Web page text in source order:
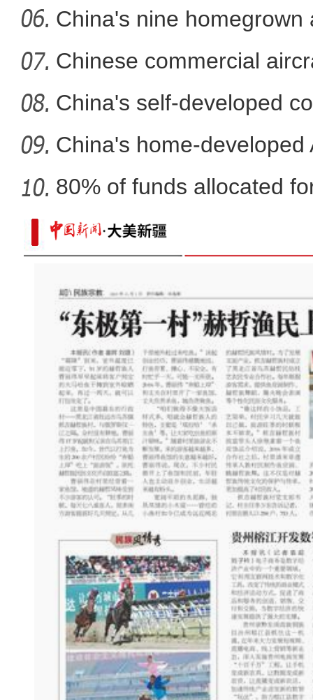
航拍“多巴胺”配色的新
mech
China's nine homegrown
in
Chinese commercial
fli
China's self-developed
co
China's home-
80% of funds allocated